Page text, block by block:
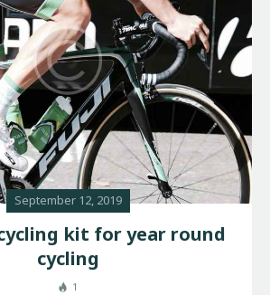
September 12, 2019
kit for year round
cycling
1